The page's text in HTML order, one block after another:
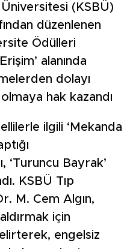
Üniversitesi (KSBÜ)
düzenlenen
Ödülleri
alanında
dolayı
hak kazandı
ilgili ‘Mekanda
‘Turuncu Bayrak’
KSBÜ Tıp
M. Cem Algın,
için
engelsiz